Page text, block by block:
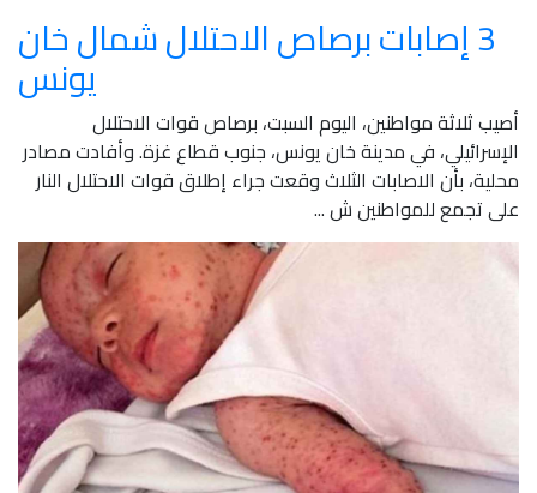
3 إصابات برصاص الاحتلال شمال خان
يونس
أصيب ثلاثة مواطنين، اليوم السبت، برصاص قوات الاحتلال
الإسرائيلي، في مدينة خان يونس، جنوب قطاع غزة. وأفادت مصادر
محلية، بأن الاصابات الثلاث وقعت جراء إطلاق قوات الاحتلال النار
على تجمع للمواطنين ش ...